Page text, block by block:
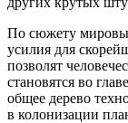
По сюжету
усилия для
позволят
становятся во
общее дерево
в колонизации